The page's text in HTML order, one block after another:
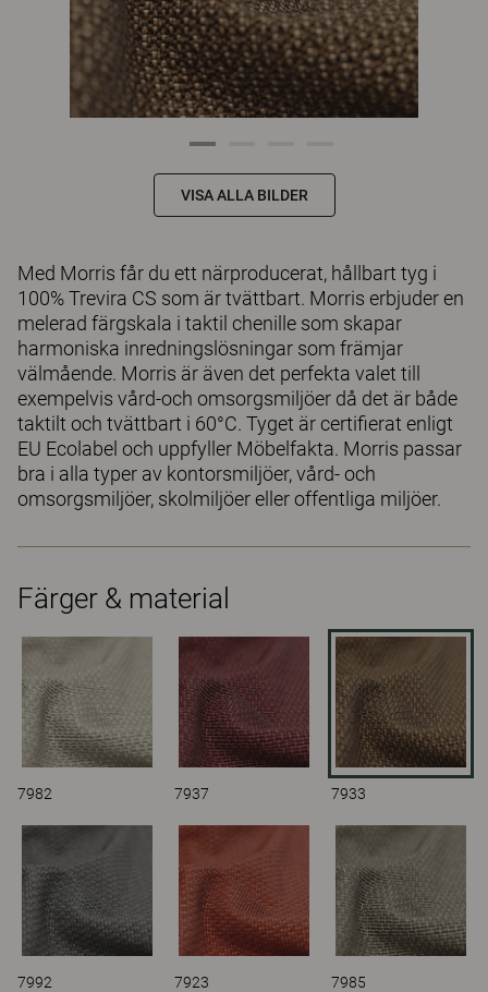
VISA ALLA BILDER
Med Morris får du ett närproducerat, hållbart tyg i
100% Trevira CS som är tvättbart. Morris erbjuder en
melerad färgskala i taktil chenille som skapar
harmoniska inredningslösningar som främjar
välmående. Morris är även det perfekta valet till
exempelvis vård-och omsorgsmiljöer då det är både
taktilt och tvättbart i 60°C. Tyget är certifierat enligt
EU Ecolabel och uppfyller Möbelfakta. Morris passar
bra i alla typer av kontorsmiljöer, vård- och
omsorgsmiljöer, skolmiljöer eller offentliga miljöer.
Färger & material
7982 7937 7933
7992 7923 7985